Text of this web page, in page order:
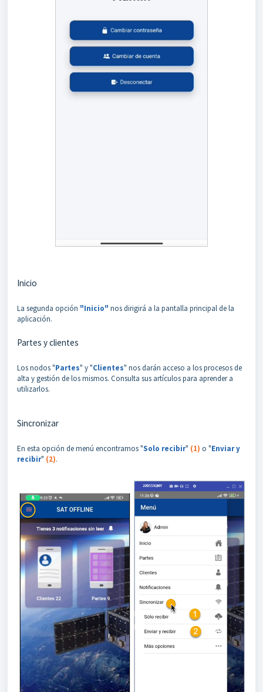
Inicio
La segunda opción "Inicio" nos dirigirá a la pantalla principal de la
aplicación.
Partes y clientes
Los nodos "Partes" y "Clientes" nos darán acceso a los procesos de
alta y gestión de los mismos. Consulta sus artículos para aprender a
utilizarlos.
Sincronizar
En esta opción de menú encontramos "Solo recibir" (1) o "Enviar y
recibir" (2).